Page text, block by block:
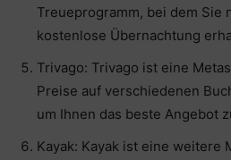
Treueprogramm, bei dem Sie
kostenlose Übernachtung
Trivago: Trivago ist eine
Preise auf verschiedenen
um Ihnen das beste Angebot
Kayak: Kayak ist eine weitere